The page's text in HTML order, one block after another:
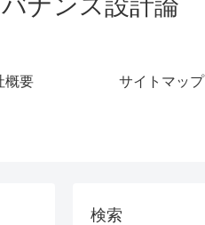
ナンス設計論
概要 サイトマップ
検索